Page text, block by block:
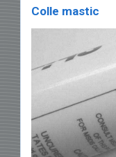
Colle mastic